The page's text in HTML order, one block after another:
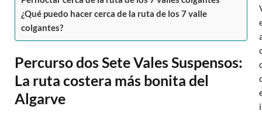
¿Qué puedo hacer cerca de la ruta de los 7 valle
colgantes?
Percurso dos Sete Vales Suspensos:
La ruta costera más bonita del
Algarve